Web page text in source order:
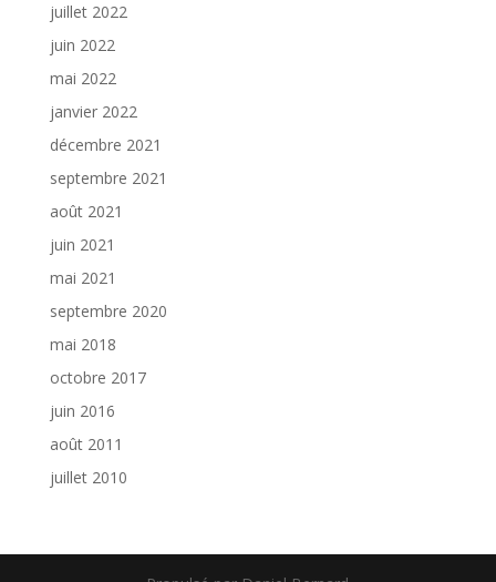
juillet 2022
juin 2022
mai 2022
janvier 2022
décembre 2021
septembre 2021
août 2021
juin 2021
mai 2021
septembre 2020
mai 2018
octobre 2017
juin 2016
août 2011
juillet 2010